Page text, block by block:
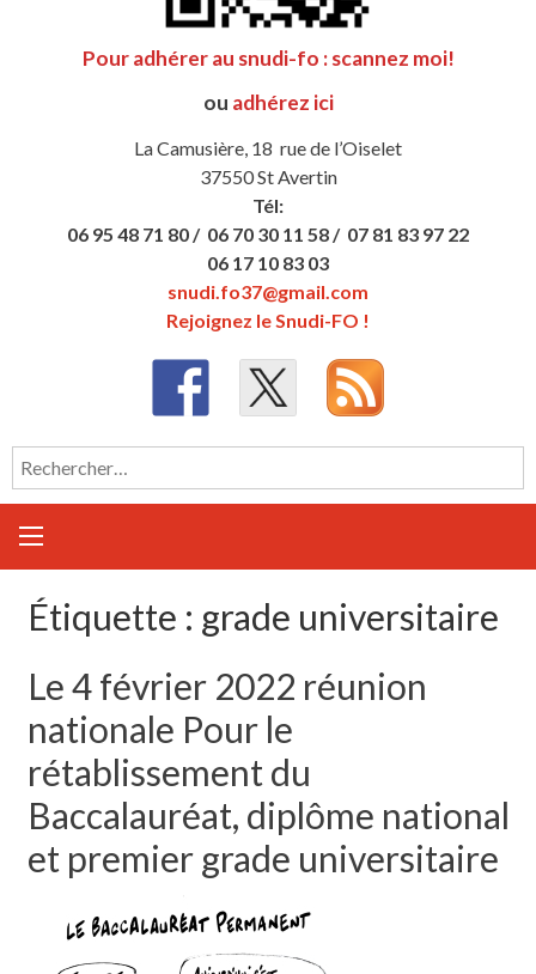
Pour adhérer au snudi-fo : scannez moi!
ou adhérez ici
La Camusière, 18 rue de l’Oiselet
37550 St Avertin
Tél:
06 95 48 71 80 / 06 70 30 11 58 / 07 81 83 97 22
06 17 10 83 03
snudi.fo37@gmail.com
Rejoignez le Snudi-FO !
Rechercher :
Étiquette : grade universitaire
Le 4 février 2022 réunion
nationale Pour le
rétablissement du
Baccalauréat, diplôme national
et premier grade universitaire